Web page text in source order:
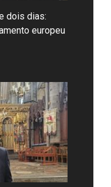
dois dias:
europeu